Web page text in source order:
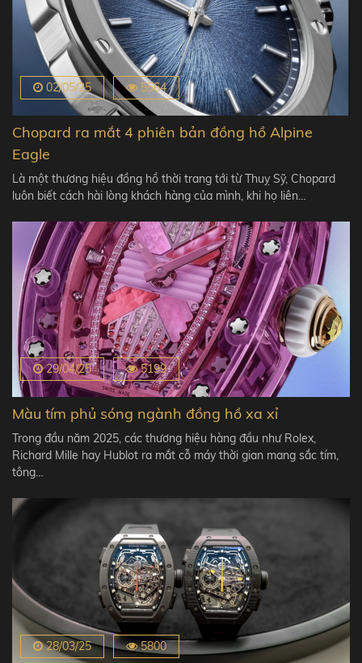
02/05/25 5564
Chopard ra mắt 4 phiên bản đồng hồ Alpine
Eagle
Là một thương hiệu đồng hồ thời trang tới từ Thuỵ Sỹ, Chopard
luôn biết cách hài lòng khách hàng của mình, khi họ liên…
29/04/25 5199
Màu tím phủ sóng ngành đồng hồ xa xỉ
Trong đầu năm 2025, các thương hiệu hàng đầu như Rolex,
Richard Mille hay Hublot ra mắt cỗ máy thời gian mang sắc tím,
tông…
28/03/25 5800